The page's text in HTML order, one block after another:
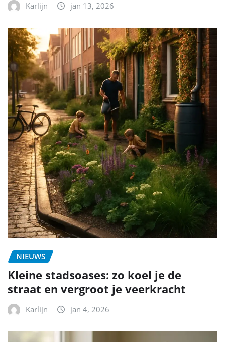
Karlijn jan 13, 2026
NIEUWS
Kleine stadsoases: zo koel je de
straat en vergroot je veerkracht
Karlijn jan 4, 2026